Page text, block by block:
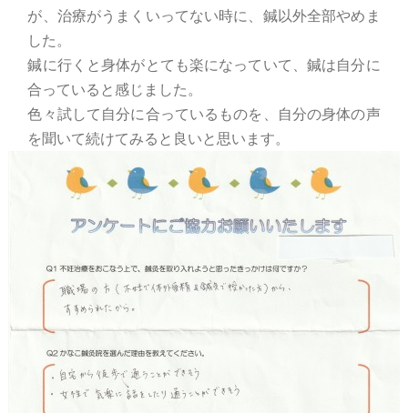
が、治療がうまくいってない時に、鍼以外全部やめま
した。
鍼に行くと身体がとても楽になっていて、鍼は自分に
合っていると感じました。
色々試して自分に合っているものを、自分の身体の声
を聞いて続けてみると良いと思います。